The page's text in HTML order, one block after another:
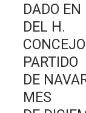
DADO
DEL H.
PARTIDO
DE
MES